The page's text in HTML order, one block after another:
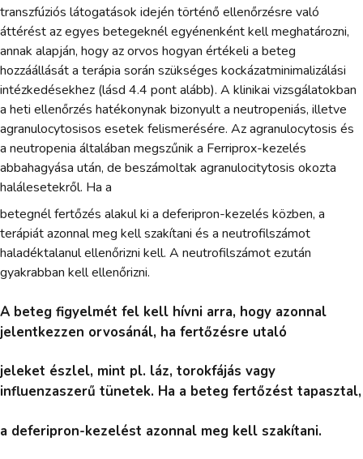
transzfúziós látogatások idején történő ellenőrzésre való
áttérést az egyes betegeknél egyénenként kell meghatározni,
annak alapján, hogy az orvos hogyan értékeli a beteg
hozzáállását a terápia során szükséges kockázatminimalizálási
intézkedésekhez (lásd 4.4 pont alább). A klinikai vizsgálatokban
a heti ellenőrzés hatékonynak bizonyult a neutropeniás, illetve
agranulocytosisos esetek felismerésére. Az agranulocytosis és
a neutropenia általában megszűnik a Ferriprox-kezelés
abbahagyása után, de beszámoltak agranulocitytosis okozta
halálesetekről. Ha a
betegnél fertőzés alakul ki a deferipron-kezelés közben, a
terápiát azonnal meg kell szakítani és a neutrofilszámot
haladéktalanul ellenőrizni kell. A neutrofilszámot ezután
gyakrabban kell ellenőrizni.
A beteg figyelmét fel kell hívni arra, hogy azonnal
jelentkezzen orvosánál, ha fertőzésre utaló
jeleket észlel, mint pl. láz, torokfájás vagy
influenzaszerű tünetek. Ha a beteg fertőzést tapasztal,
a deferipron-kezelést azonnal meg kell szakítani.